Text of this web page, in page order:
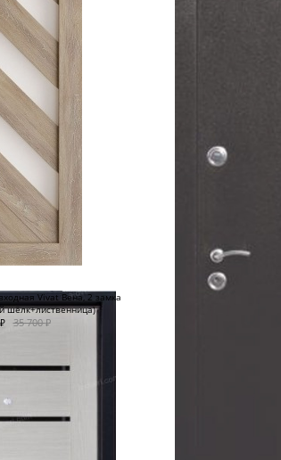
Vivat Вена, 2 замка
шёлк+лиственница)
₽ 35 700 ₽